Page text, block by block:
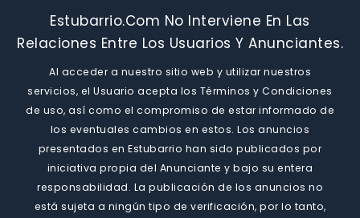
Estubarrio.com No Interviene En Las
Relaciones Entre Los Usuarios Y Anunciantes.
Al acceder a nuestro sitio web y utilizar nuestros
servicios, el Usuario acepta los Términos y Condiciones
de uso, así como el compromiso de estar informado de
los eventuales cambios en estos. Los anuncios
presentados en Estubarrio han sido publicados por
iniciativa propia del Anunciante y bajo su entera
responsabilidad. La publicación de los anuncios no
está sujeta a ningún tipo de verificación, por lo tanto,